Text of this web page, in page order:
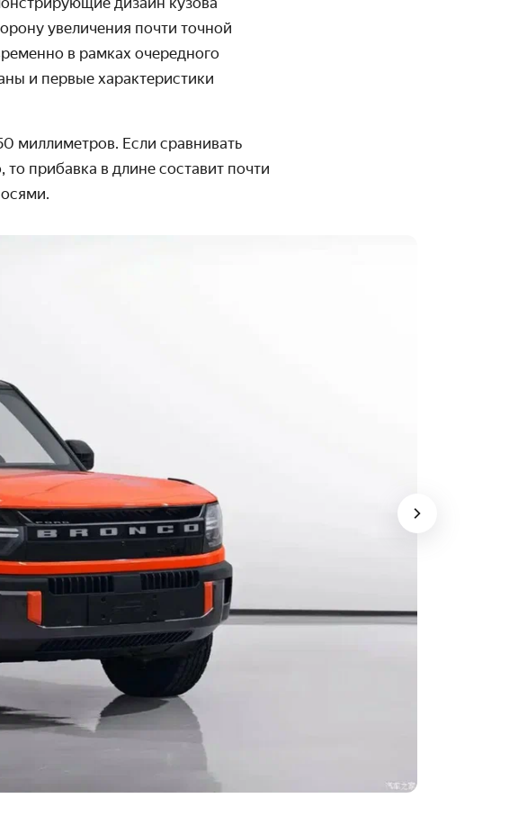
увеличения почти точной
в рамках очередного
и первые характеристики
миллиметров. Если сравнивать
прибавка в длине составит почти